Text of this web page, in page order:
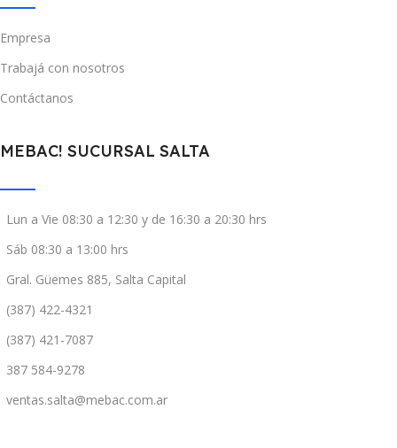
Empresa
Trabajá con nosotros
Contáctanos
MEBAC! SUCURSAL SALTA
Lun a Vie 08:30 a 12:30 y de 16:30 a 20:30 hrs
Sáb 08:30 a 13:00 hrs
Gral. Güemes 885, Salta Capital
(387) 422-4321
(387) 421-7087
387 584-9278
ventas.salta@mebac.com.ar